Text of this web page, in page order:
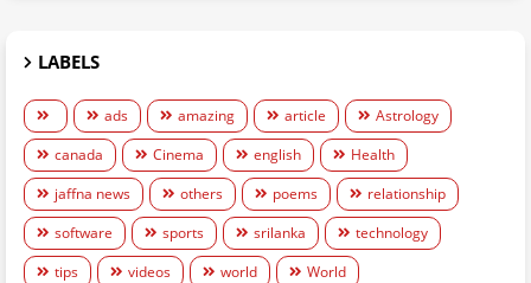
LABELS
ads amazing article
Astrology
canada
Cinema english
Health
jaffna news
others poems
relationship
software
sports srilanka
technology
tips
videos world World